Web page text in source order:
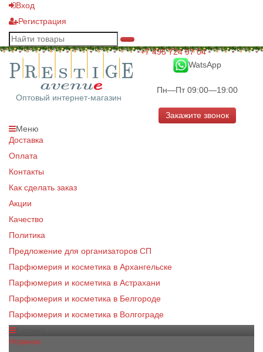
Вход
Регистрация
Оптовый интернет-магазин
+7 495 724 97 04
WatsApp
Пн—Пт 09:00—19:00
Закажите звонок
Меню
Доставка
Оплата
Контакты
Как сделать заказ
Акции
Качество
Политика
Предложение для организаторов СП
Парфюмерия и косметика в Архангельске
Парфюмерия и косметика в Астрахани
Парфюмерия и косметика в Белгороде
Парфюмерия и косметика в Волгограде
Новинки